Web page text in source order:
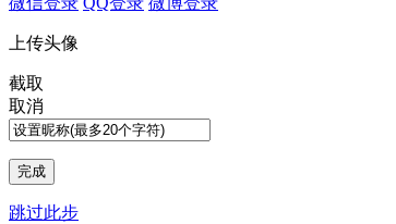
上传头像
截取
取消
跳过此步